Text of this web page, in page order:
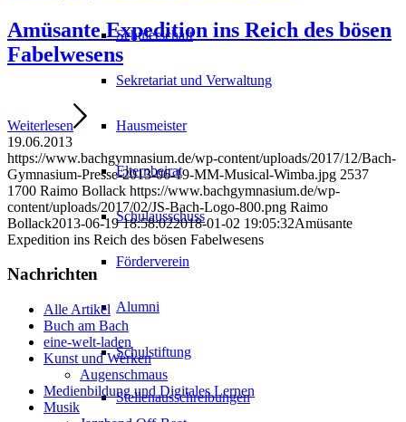
Schülerschaft
Sekretariat und Verwaltung
Hausmeister
Elternbeirat
Schulausschuss
Förderverein
Alumni
Schulstiftung
Stellenausschreibungen
Amüsante Expedition ins Reich des bösen
Fabelwesens
Weiterlesen
19.06.2013
https://www.bachgymnasium.de/wp-content/uploads/2017/12/Bach-
Gymnasium-Presse-2013-06-19-MM-Musical-Wimba.jpg 2537
1700 Raimo Bollack https://www.bachgymnasium.de/wp-
content/uploads/2017/02/JS-Bach-Logo-800.png Raimo
Bollack2013-06-19 18:58:022018-01-02 19:05:32Amüsante
Expedition ins Reich des bösen Fabelwesens
Nachrichten
Alle Artikel
Buch am Bach
eine-welt-laden
Kunst und Werken
Augenschmaus
Medienbildung und Digitales Lernen
Musik